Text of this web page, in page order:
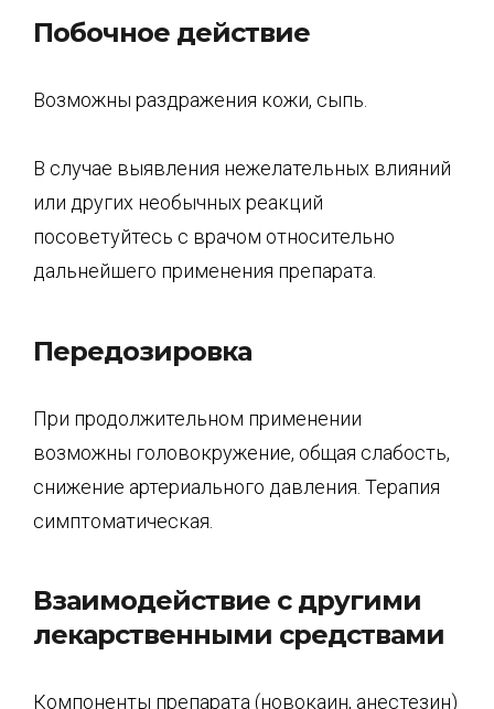
Побочное действие
Возможны раздражения кожи, сыпь.
В случае выявления нежелательных влияний
или других необычных реакций
посоветуйтесь с врачом относительно
дальнейшего применения препарата.
Передозировка
При продолжительном применении
возможны головокружение, общая слабость,
снижение артериального давления. Терапия
симптоматическая.
Взаимодействие с другими
лекарственными средствами
Компоненты препарата (новокаин, анестезин)